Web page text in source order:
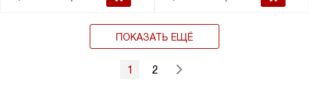
ПОКАЗАТЬ ЕЩЁ
1 2